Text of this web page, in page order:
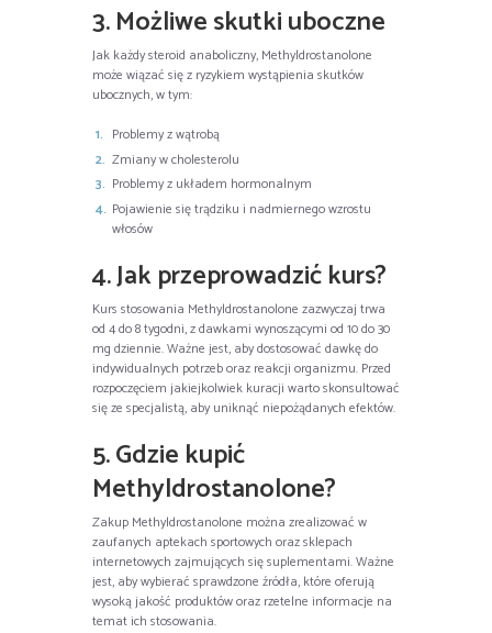
3. Możliwe skutki uboczne
Jak każdy steroid anaboliczny, Methyldrostanolone
może wiązać się z ryzykiem wystąpienia skutków
ubocznych, w tym:
Problemy z wątrobą
Zmiany w cholesterolu
Problemy z układem hormonalnym
Pojawienie się trądziku i nadmiernego wzrostu
włosów
4. Jak przeprowadzić kurs?
Kurs stosowania Methyldrostanolone zazwyczaj trwa
od 4 do 8 tygodni, z dawkami wynoszącymi od 10 do 30
mg dziennie. Ważne jest, aby dostosować dawkę do
indywidualnych potrzeb oraz reakcji organizmu. Przed
rozpoczęciem jakiejkolwiek kuracji warto skonsultować
się ze specjalistą, aby uniknąć niepożądanych efektów.
5. Gdzie kupić
Methyldrostanolone?
Zakup Methyldrostanolone można zrealizować w
zaufanych aptekach sportowych oraz sklepach
internetowych zajmujących się suplementami. Ważne
jest, aby wybierać sprawdzone źródła, które oferują
wysoką jakość produktów oraz rzetelne informacje na
temat ich stosowania.